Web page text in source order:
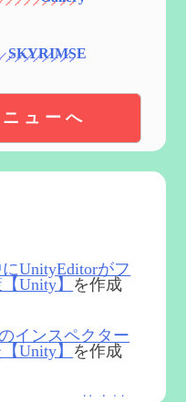
ューへ
UnityEditorがフ
Unity】 を作成
インスペクター
Unity】 を作成